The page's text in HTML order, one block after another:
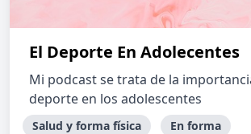
El Deporte En Adolecentes
Mi podcast se trata de la
deporte en los adolescentes
Salud y forma física En forma